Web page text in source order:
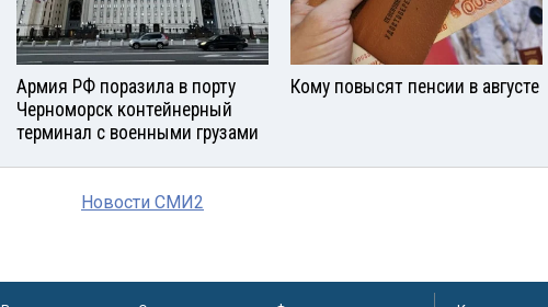
Армия РФ поразила в порту
Черноморск контейнерный
терминал с военными грузами
Кому повысят пенсии в августе
Новости СМИ2